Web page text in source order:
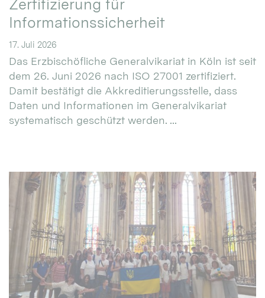
Zertifizierung für
Informationssicherheit
17. Juli 2026
Das Erzbischöfliche Generalvikariat in Köln ist seit
dem 26. Juni 2026 nach ISO 27001 zertifiziert.
Damit bestätigt die Akkreditierungsstelle, dass
Daten und Informationen im Generalvikariat
systematisch geschützt werden. ...